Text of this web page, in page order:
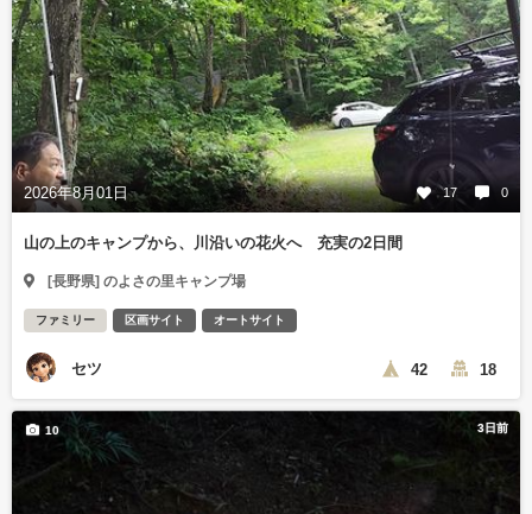
2026年8月01日 17 0
山の上のキャンプから、川沿いの花火へ 充実の2日間
[長野県] のよさの里キャンプ場
ファミリー 区画サイト オートサイト
セツ 42 18
3日前
10